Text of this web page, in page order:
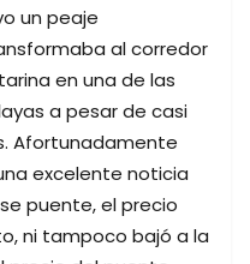
un peaje
al corredor
en una de las
a pesar de casi
Afortunadamente
excelente noticia
puente, el precio
ni tampoco bajó a la